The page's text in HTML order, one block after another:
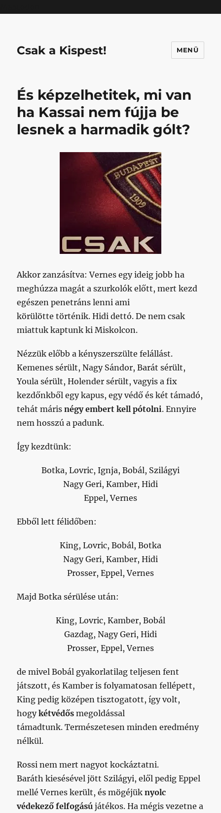
Csak a Kispest! MENÜ
És képzelhetitek, mi van
ha Kassai nem fújja be
lesnek a harmadik gólt?
Akkor zanzásítva: Vernes egy ideig jobb ha
meghúzza magát a szurkolók előtt, mert kezd
egészen penetráns lenni ami
körülötte történik. Hidi dettó. De nem csak
miattuk kaptunk ki Miskolcon.
Nézzük előbb a kényszerszülte felállást.
Kemenes sérült, Nagy Sándor, Barát sérült,
Youla sérült, Holender sérült, vagyis a fix
kezdőnkből egy kapus, egy védő és két támadó,
tehát márisnégy embert kell pótolni. Ennyire
nem hosszú a padunk.
Így kezdtünk:
Botka, Lovric, Ignja, Bobál, Szilágyi
Nagy Geri, Kamber, Hidi
Eppel, Vernes
Ebből lett félidőben:
King, Lovric, Bobál, Botka
Nagy Geri, Kamber, Hidi
Prosser, Eppel, Vernes
Majd Botka sérülése után:
King, Lovric, Kamber, Bobál
Gazdag, Nagy Geri, Hidi
Prosser, Eppel, Vernes
de mivel Bobál gyakorlatilag teljesen fent
játszott, és Kamber is folyamatosan fellépett,
King pedig középen tisztogatott, így volt,
hogykétvédős megoldással
támadtunk. Természetesen minden eredmény
nélkül.
Rossi nem mert nagyot kockáztatni.
Baráth kiesésével jött Szilágyi, elől pedig Eppel
mellé Vernes került, és mögéjüknyolc
védekező felfogású játékos. Ha mégis vezetne a